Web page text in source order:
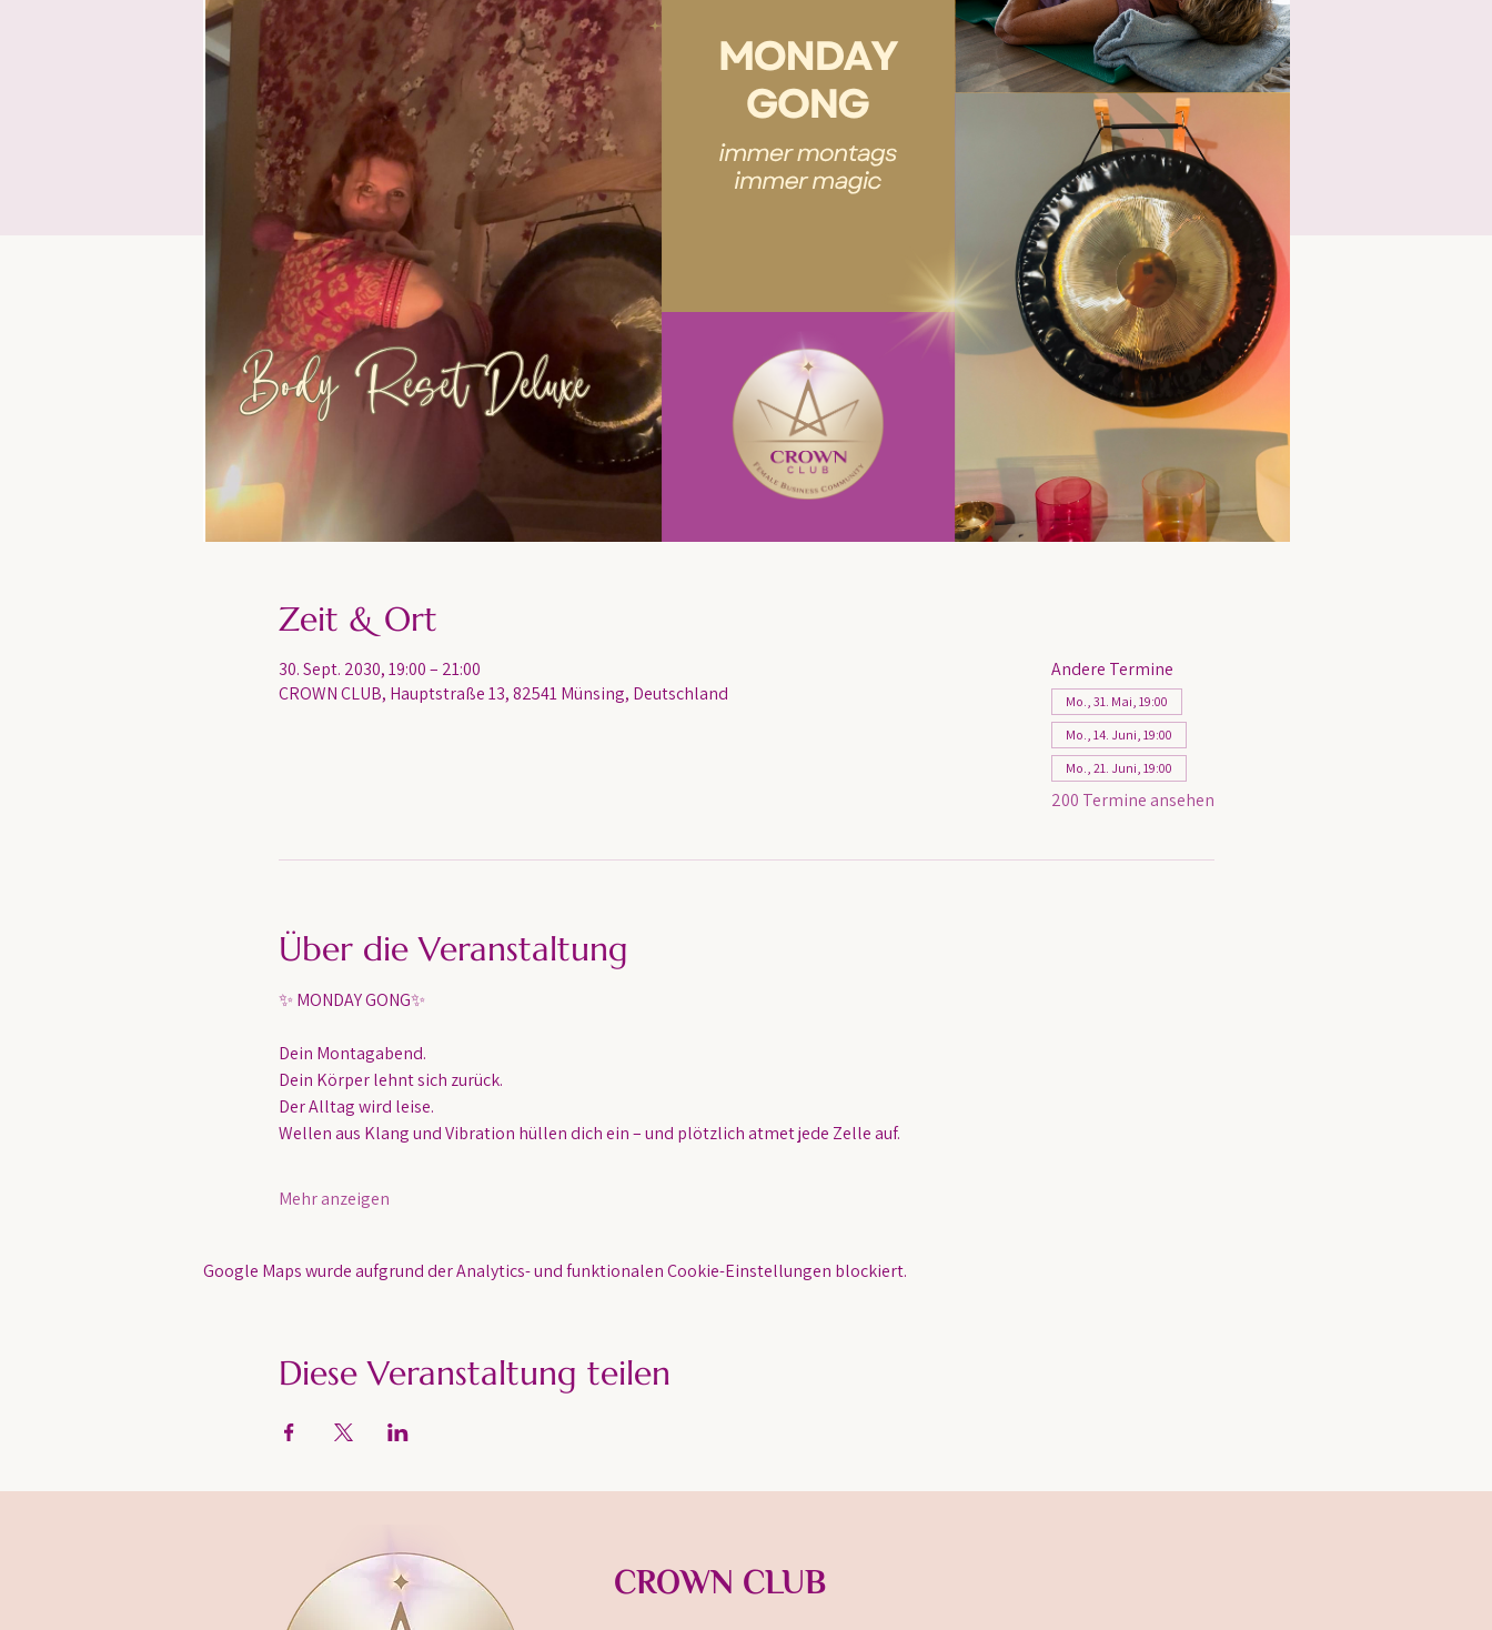
Zeit & Ort
30. Sept. 2030, 19:00 – 21:00
CROWN CLUB, Hauptstraße 13, 82541 Münsing, Deutschland
Andere Termine
Mo., 31. Mai, 19:00
Mo., 14. Juni, 19:00
Mo., 21. Juni, 19:00
200 Termine ansehen
Über die Veranstaltung
✨ MONDAY GONG✨
Dein Montagabend.
Dein Körper lehnt sich zurück.
Der Alltag wird leise.
Wellen aus Klang und Vibration hüllen dich ein – und plötzlich atmet jede Zelle auf.
Mehr anzeigen
Google Maps wurde aufgrund der Analytics- und funktionalen Cookie-Einstellungen blockiert.
Diese Veranstaltung teilen
CROWN CLUB